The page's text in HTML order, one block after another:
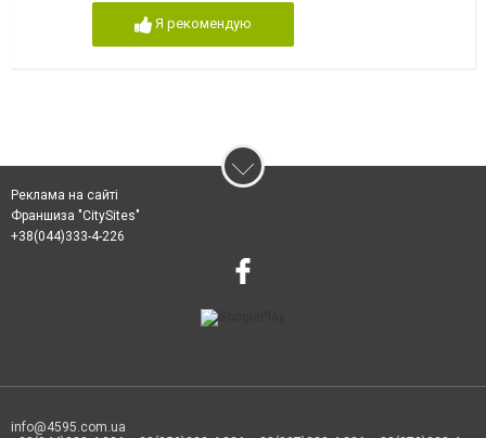
Я рекомендую
Реклама на сайті
Франшиза "CitySites"
+38(044)333-4-226
info@4595.com.ua